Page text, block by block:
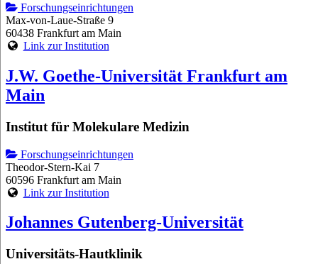
Forschungseinrichtungen
Max-von-Laue-Straße 9
60438 Frankfurt am Main
Link zur Institution
J.W. Goethe-Universität Frankfurt am
Main
Institut für Molekulare Medizin
Forschungseinrichtungen
Theodor-Stern-Kai 7
60596 Frankfurt am Main
Link zur Institution
Johannes Gutenberg-Universität
Universitäts-Hautklinik